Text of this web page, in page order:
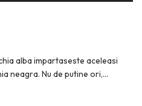
alba impartaseste aceleasi
neagra. Nu de putine ori,...